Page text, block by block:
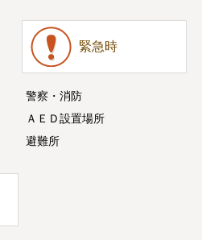
緊急時
警察・消防
ＡＥＤ設置場所
避難所